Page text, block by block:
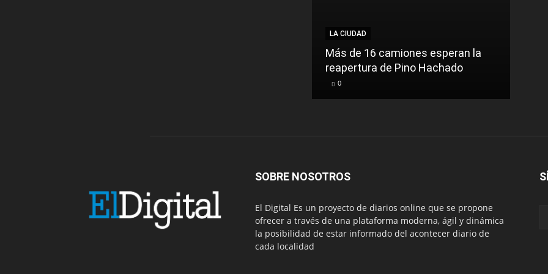
LA CIUDAD
Más de 16 camiones esperan la
reapertura de Pino Hachado
0
SOBRE NOSOTROS
El Digital Es un proyecto de diarios online que se propone
ofrecer a través de una plataforma moderna, ágil y dinámica
la posibilidad de estar informado del acontecer diario de
cada localidad